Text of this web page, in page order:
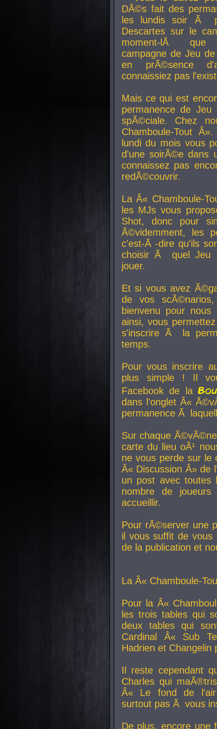
DÃ©s fait des
les lundis soir Ã
Descartes sur le
moment-lÃ que
campagne de Jeu
en prÃ©sence
connaissiez pas
Mais ce qui est
permanence de
spÃ©ciale. Chez
Chamboule-Tout
lundi du mois vous
d'une soirÃ©e dans
connaissez pas
redÃ©couvrir.
La Â« Chamboule-
les MJs vous
Shot, donc pour
Ã©videmment, les
c'est-Ã -dire qu'ils
choisir Ã quel Jeu
jouer.
Et si vous avez
de vos
bienvenu pour
ainsi, vous
s'inscrire Ã la
temps.
Pour vous inscrire
plus simple ! Il
Facebook de la
dans l'onglet Â«
permanence Ã
Sur chaque
carte du lieu oÃ¹
ne vous perde sur le
Â« Discussion Â» de
un post avec toutes
nombre de
accueillir.
Pour rÃ©server une
il vous suffit de vous
de la publication et
La Â« Chamboule-
Pour la Â«
les trois tables qui
deux tables qui
Cardinal
Â« Sub
Hadrien et Changelin
Il reste cependant
Charles qui
Â« Le fond de
surtout pas Ã vous
De plus, encore une